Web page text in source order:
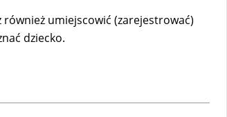
również umiejscowić (zarejestrować)
dziecko.